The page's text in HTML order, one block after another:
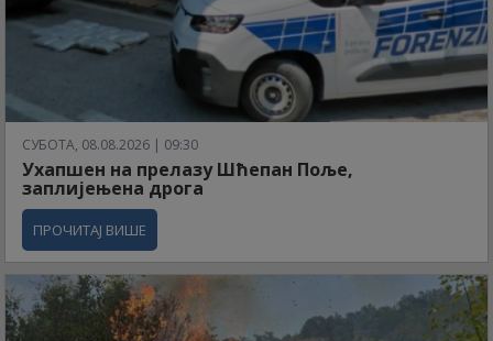
СУБОТА, 08.08.2026 | 09:30
Ухапшен на прелазу Шћепан Поље,
заплијењена дрога
ПРОЧИТАЈ ВИШЕ